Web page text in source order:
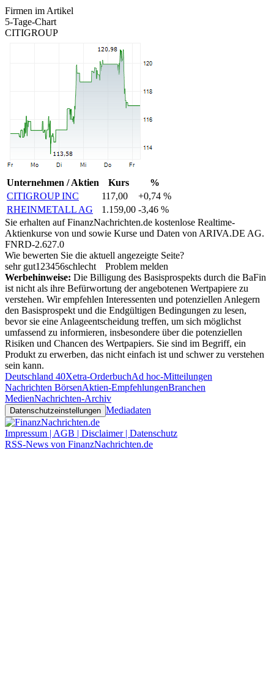
Firmen im Artikel
5-Tage-Chart
CITIGROUP
Unternehmen / Aktien Kurs
%
CITIGROUP INC
117,00
+0,74 %
RHEINMETALL AG
1.159,00 -3,46 %
Sie erhalten auf FinanzNachrichten.de kostenlose Realtime-
Aktienkurse von und sowie Kurse und Daten von ARIVA.DE AG.
FNRD-2.627.0
Wie bewerten Sie die aktuell angezeigte Seite?
sehr gut1 23456schlecht
Problem melden
Werbehinweise: Die Billigung des Basisprospekts durch die BaFin
ist nicht als ihre Befürwortung der angebotenen Wertpapiere zu
verstehen. Wir empfehlen Interessenten und potenziellen Anlegern
den Basisprospekt und die Endgültigen Bedingungen zu lesen,
bevor sie eine Anlageentscheidung treffen, um sich möglichst
umfassend zu informieren, insbesondere über die potenziellen
Risiken und Chancen des Wertpapiers. Sie sind im Begriff, ein
Produkt zu erwerben, das nicht einfach ist und schwer zu verstehen
sein kann.
Deutschland 40Xetra-OrderbuchAd hoc-Mitteilungen
Nachrichten BörsenAktien-EmpfehlungenBranchen
MedienNachrichten-Archiv
Datenschutzeinstellungen Mediadaten
Impressum | AGB | Disclaimer | Datenschutz
RSS-News von FinanzNachrichten.de